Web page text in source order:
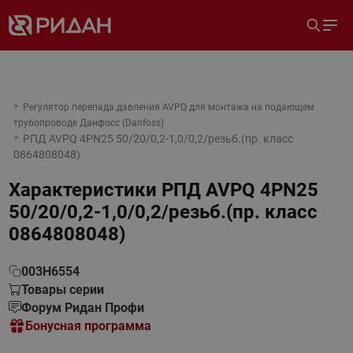
Регулятор перепада давления AVPQ для монтажа на подающем
трубопроводе Данфосс (Danfoss)
РПД AVPQ 4PN25 50/20/0,2-1,0/0,2/резьб.(пр. класс
0864808048)
Характеристики РПД AVPQ 4PN25
50/20/0,2-1,0/0,2/резьб.(пр. класс
0864808048)
003H6554
Товары серии
Форум Ридан Профи
Бонусная программа